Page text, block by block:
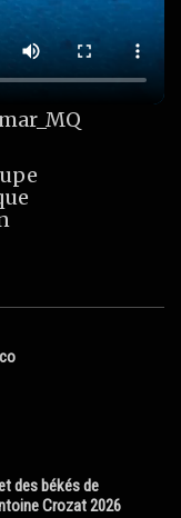
des békés de
Crozat 2026